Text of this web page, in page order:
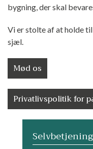
bygning, der skal
Vi er stolte af at holde
sjæl.
Mød os
Privatlivspolitik for
Selvbetjening